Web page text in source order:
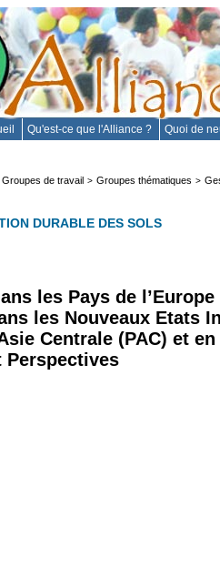
Qu'est-ce que l'Alliance ? Quoi de
Groupes de travail > Groupes thématiques >
DURABLE DES SOLS
les Pays de
les Nouveaux Etats
Centrale (PAC) et
Perspectives